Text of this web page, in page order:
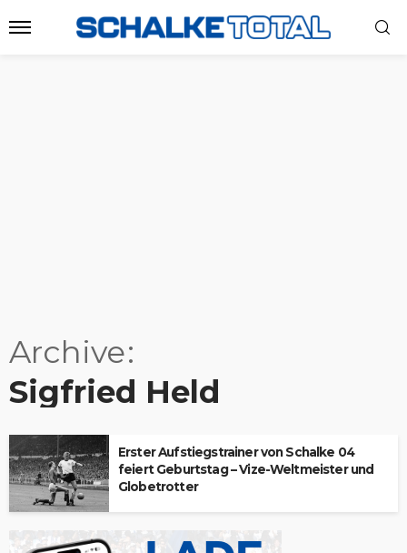
Archive
Sigfried Held
Erster Aufstiegstrainer von Schalke 04
feiert Geburtstag – Vize-Weltmeister und
Globetrotter